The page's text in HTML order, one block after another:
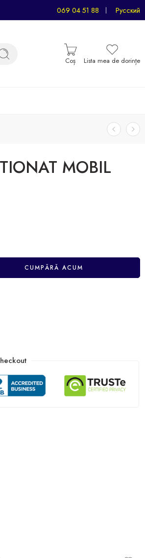
069 04 51 88 Русский
Coș Lista mea de dorințe
MOBIL
CUMPĂRĂ ACUM